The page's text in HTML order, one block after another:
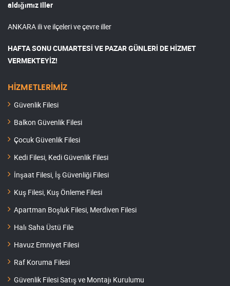
aldığımız iller
ANKARA ili ve ilçeleri ve çevre iller
HAFTA SONU CUMARTESİ VE PAZAR GÜNLERİ DE HİZMET
VERMEKTEYİZ!
HİZMETLERİMİZ
Güvenlik Filesi
Balkon Güvenlik Filesi
Çocuk Güvenlik Filesi
Kedi Filesi, Kedi Güvenlik Filesi
İnşaat Filesi, İş Güvenliği Filesi
Kuş Filesi, Kuş Önleme Filesi
Apartman Boşluk Filesi, Merdiven Filesi
Halı Saha Üstü File
Havuz Emniyet Filesi
Raf Koruma Filesi
Güvenlik Filesi Satış ve Montajı Kurulumu